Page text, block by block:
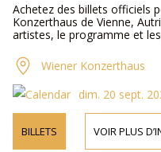
Achetez des billets officiels
Konzerthaus de Vienne,
artistes, le programme et
Wiener Konzerthaus
dim. 20 sept.
BILLETS VOIR PLUS